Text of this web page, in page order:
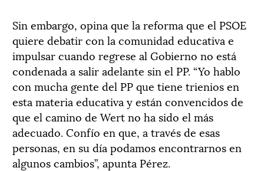
Sin embargo, opina que la reforma que el PSOE
quiere debatir con la comunidad educativa e
impulsar cuando regrese al Gobierno no está
condenada a salir adelante sin el PP. “Yo hablo
con mucha gente del PP que tiene trienios en
esta materia educativa y están convencidos de
que el camino de Wert no ha sido el más
adecuado. Confío en que, a través de esas
personas, en su día podamos encontrarnos en
algunos cambios”, apunta Pérez.